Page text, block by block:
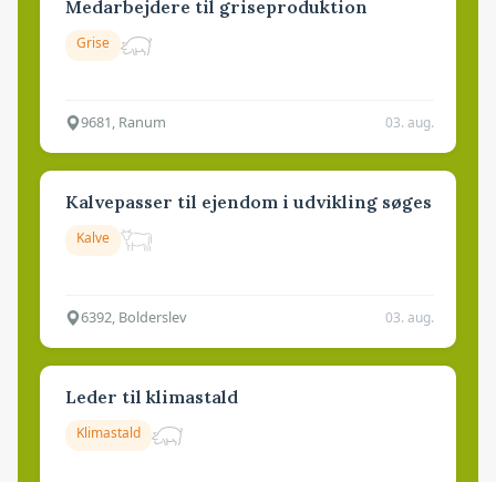
Medarbejdere til griseproduktion
Grise
9681, Ranum 03. aug.
Kalvepasser til ejendom i udvikling søges
Kalve
6392, Bolderslev 03. aug.
Leder til klimastald
Klimastald